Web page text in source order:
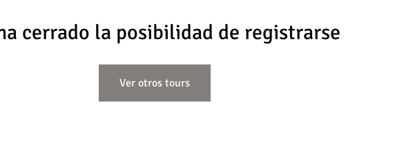
cerrado la posibilidad de registrarse
Ver otros tours